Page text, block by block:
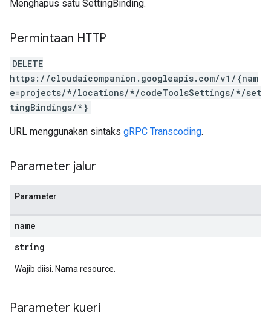
Menghapus satu SettingBinding.
Permintaan HTTP
DELETE
https://cloudaicompanion.googleapis.com/v1/{nam
e=projects/*/locations/*/codeToolsSettings/*/set
tingBindings/*}
URL menggunakan sintaks gRPC Transcoding.
Parameter jalur
Parameter
name
string
Wajib diisi. Nama resource.
Parameter kueri